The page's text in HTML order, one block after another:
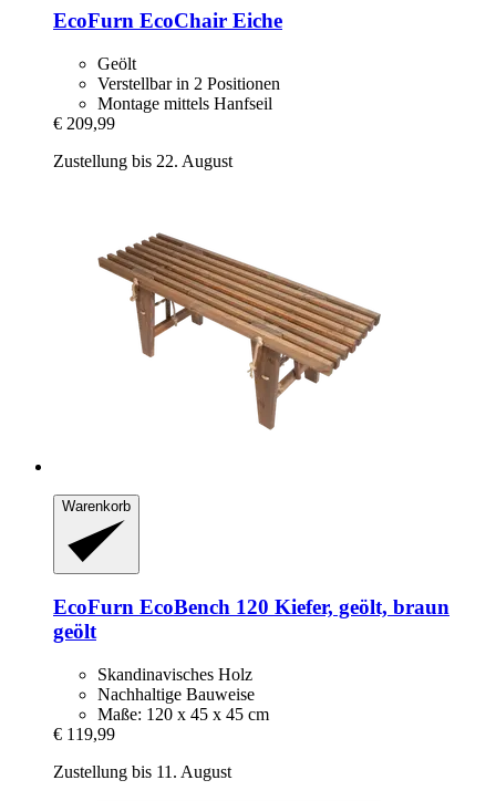
EcoFurn EcoChair Eiche
Geölt
Verstellbar in 2 Positionen
Montage mittels Hanfseil
€ 209,99
Zustellung bis 22. August
Warenkorb
EcoFurn EcoBench 120 Kiefer, geölt, braun
geölt
Skandinavisches Holz
Nachhaltige Bauweise
Maße: 120 x 45 x 45 cm
€ 119,99
Zustellung bis 11. August